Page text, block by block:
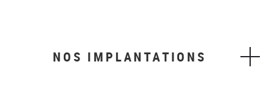
NOS IMPLANTATIONS